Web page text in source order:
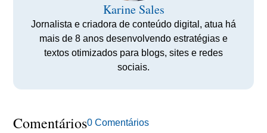
Karine Sales
Jornalista e criadora de conteúdo digital, atua há
mais de 8 anos desenvolvendo estratégias e
textos otimizados para blogs, sites e redes
sociais.
Comentários0 Comentários